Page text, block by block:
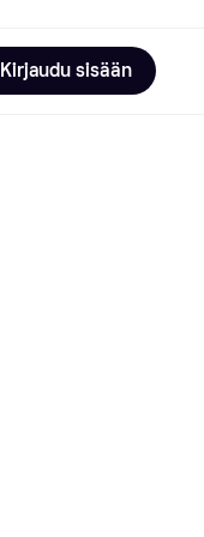
Kirjaudu sisään